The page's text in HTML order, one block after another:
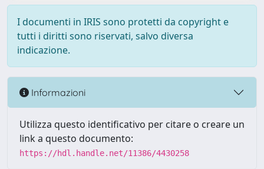
I documenti in IRIS sono protetti da copyright e
tutti i diritti sono riservati, salvo diversa
indicazione.
Informazioni
Utilizza questo identificativo per citare o creare un
link a questo documento:
https://hdl.handle.net/11386/4430258